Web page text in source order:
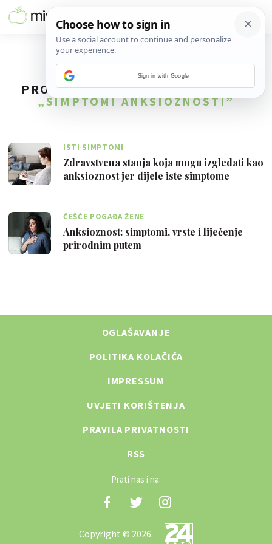
PRONAĐENO2REZULTATA ZA TAG
„SIMPTOMI ANKSIOZNOSTI”
ISTI SIMPTOMI
Zdravstvena stanja koja mogu izgledati kao
anksioznost jer dijele iste simptome
ČEŠĆE POGAĐA ŽENE
Anksioznost: simptomi, vrste i liječenje
prirodnim putem
OGLAŠAVANJE
POLITIKA KOLAČIĆA
IMPRESSUM
UVJETI KORIŠTENJA
PRAVILA PRIVATNOSTI
RSS
Prati nas i na:
Copyright © 2026.
Sign in with Google